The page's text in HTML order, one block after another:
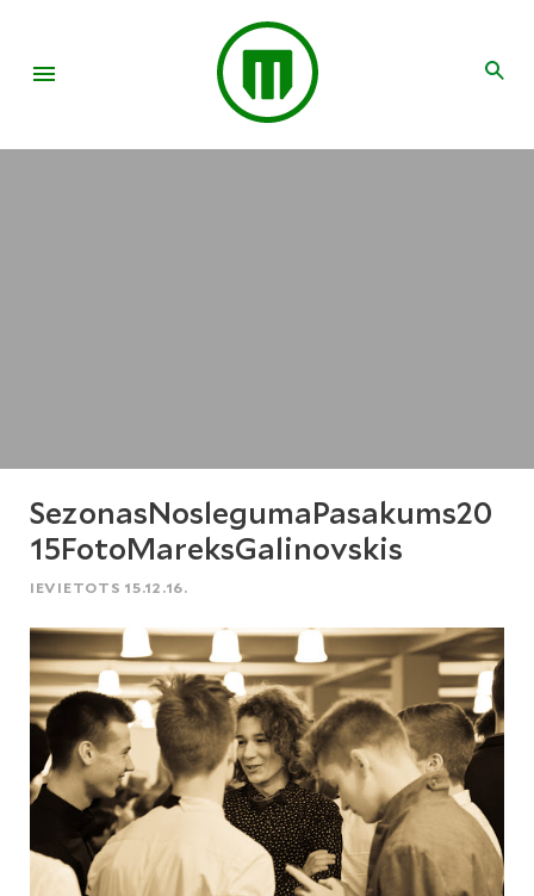
SezonasNoslegumaPasakums20
15FotoMareksGalinovskis
IEVIETOTS 15.12.16.